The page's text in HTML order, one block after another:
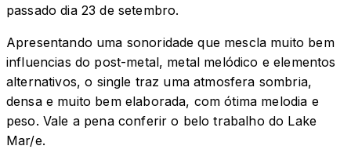
passado dia 23 de setembro.
Apresentando uma sonoridade que mescla muito bem
influencias do post-metal, metal melódico e elementos
alternativos, o single traz uma atmosfera sombria,
densa e muito bem elaborada, com ótima melodia e
peso. Vale a pena conferir o belo trabalho do Lake
Mar/e.